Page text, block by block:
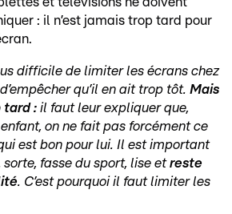
: il n’est jamais trop tard pour
difficile de limiter les écrans chez
qu’il en ait trop tôt. Mais
tard : il faut leur expliquer que,
enfant, on ne fait pas forcément ce
est bon pour lui. Il est important
sorte, fasse du sport, lise etreste
. C’est pourquoi il faut limiter les